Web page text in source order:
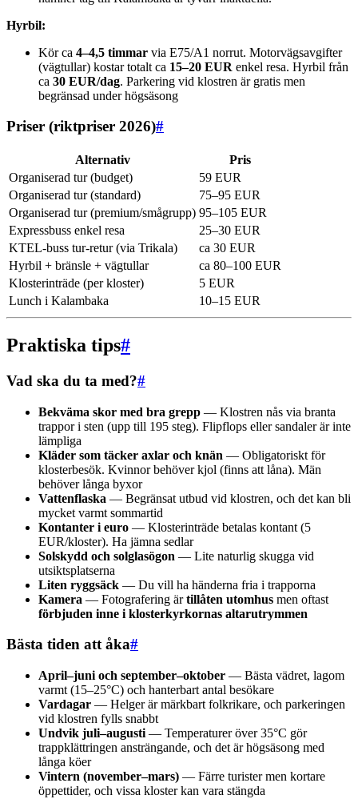
Hyrbil:
Kör ca 4–4,5 timmar via E75/A1 norrut. Motorvägsavgifter
(vägtullar) kostar totalt ca 15–20 EUR enkel resa. Hyrbil från
ca 30 EUR/dag. Parkering vid klostren är gratis men
begränsad under högsäsong
Priser (riktpriser 2026)#
Alternativ
Pris
Organiserad tur (budget)
59 EUR
Organiserad tur (standard)
75–95 EUR
Organiserad tur (premium/smågrupp) 95–105 EUR
Expressbuss enkel resa
25–30 EUR
KTEL-buss tur-retur (via Trikala)
ca 30 EUR
Hyrbil + bränsle + vägtullar
ca 80–100 EUR
Klosterinträde (per kloster)
5 EUR
Lunch i Kalambaka
10–15 EUR
Praktiska tips#
Vad ska du ta med?#
Bekväma skor med bra grepp — Klostren nås via branta
trappor i sten (upp till 195 steg). Flipflops eller sandaler är inte
lämpliga
Kläder som täcker axlar och knän — Obligatoriskt för
klosterbesök. Kvinnor behöver kjol (finns att låna). Män
behöver långa byxor
Vattenflaska — Begränsat utbud vid klostren, och det kan bli
mycket varmt sommartid
Kontanter i euro — Klosterinträde betalas kontant (5
EUR/kloster). Ha jämna sedlar
Solskydd och solglasögon — Lite naturlig skugga vid
utsiktsplatserna
Liten ryggsäck — Du vill ha händerna fria i trapporna
Kamera — Fotografering ärtillåten utomhus men oftast
förbjuden inne i klosterkyrkornas altarutrymmen
Bästa tiden att åka#
April–juni och september–oktober — Bästa vädret, lagom
varmt (15–25°C) och hanterbart antal besökare
Vardagar — Helger är märkbart folkrikare, och parkeringen
vid klostren fylls snabbt
Undvik juli–augusti — Temperaturer över 35°C gör
trappklättringen ansträngande, och det är högsäsong med
långa köer
Vintern (november–mars) — Färre turister men kortare
öppettider, och vissa kloster kan vara stängda